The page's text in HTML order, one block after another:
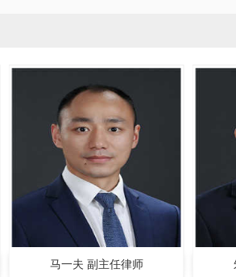
马一夫 副主任律师
智豪律师事务所荣获司法部颁发“全国
优秀律师事务所”称号